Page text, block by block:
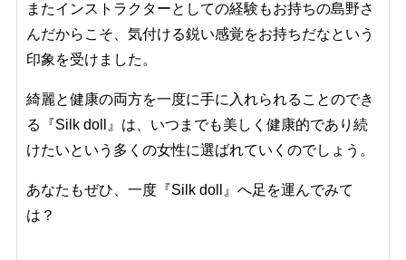
またインストラクターとしての経験もお持ちの島野さ
んだからこそ、気付ける鋭い感覚をお持ちだなという
印象を受けました。
綺麗と健康の両方を一度に手に入れられることのでき
る『Silk doll』は、いつまでも美しく健康的であり続
けたいという多くの女性に選ばれていくのでしょう。
あなたもぜひ、一度『Silk doll』へ足を運んでみて
は？